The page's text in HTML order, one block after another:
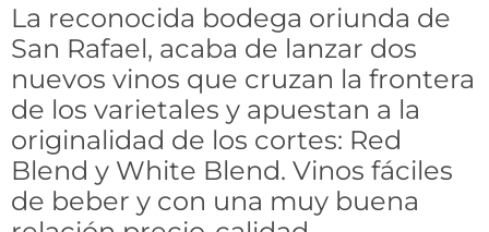
La reconocida bodega oriunda de
San Rafael, acaba de lanzar dos
nuevos vinos que cruzan la frontera
de los varietales y apuestan a la
originalidad de los cortes: Red
Blend y White Blend. Vinos fáciles
de beber y con una muy buena